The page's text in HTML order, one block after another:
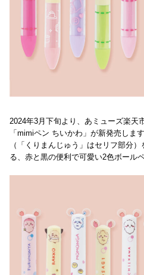
2024年3月下旬より、あミューズ楽天
「mimiペン ちいかわ」が新発売しま
（「くりまんじゅう」はセリフ部分
る、赤と黒の便利で可愛い2色ボール